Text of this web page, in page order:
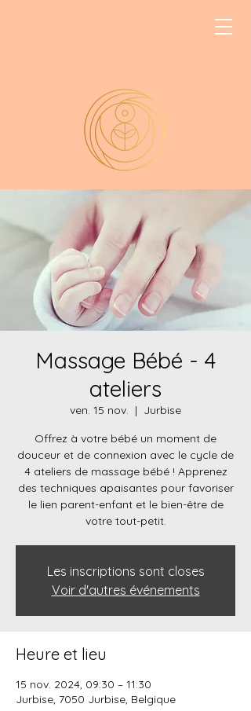
Massage Bébé - 4
ateliers
ven. 15 nov.
  |
Jurbise
Offrez à votre bébé un moment de
douceur et de connexion avec le cycle de
4 ateliers de massage bébé ! Apprenez
des techniques apaisantes pour favoriser
le lien parent-enfant et le bien-être de
votre tout-petit.
Les inscriptions sont closes
Voir d'autres événements
Heure et lieu
15 nov. 2024, 09:30 – 11:30
Jurbise, 7050 Jurbise, Belgique